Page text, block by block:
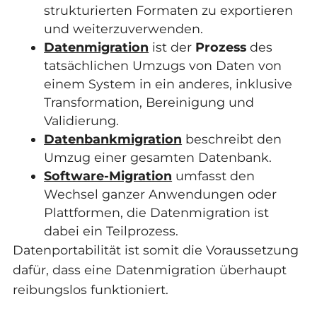
strukturierten Formaten zu exportieren
und weiterzuverwenden.
Datenmigration ist der Prozess des
tatsächlichen Umzugs von Daten von
einem System in ein anderes, inklusive
Transformation, Bereinigung und
Validierung.
Datenbankmigration beschreibt den
Umzug einer gesamten Datenbank.
Software-Migration umfasst den
Wechsel ganzer Anwendungen oder
Plattformen, die Datenmigration ist
dabei ein Teilprozess.
Datenportabilität ist somit die Voraussetzung
dafür, dass eine Datenmigration überhaupt
reibungslos funktioniert.